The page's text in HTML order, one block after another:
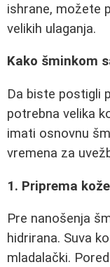
ishrane, možete
velikih ulaganja.
Kako šminkom
Da biste postigli
potrebna velika
imati osnovnu
vremena za
1. Priprema kože
Pre nanošenja
hidrirana. Suva
mladalački.